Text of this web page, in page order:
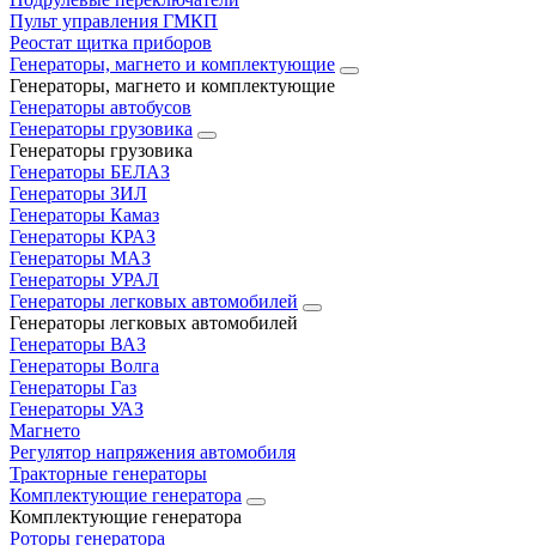
Пульт управления ГМКП
Реостат щитка приборов
Генераторы, магнето и комплектующие
Генераторы, магнето и комплектующие
Генераторы автобусов
Генераторы грузовика
Генераторы грузовика
Генераторы БЕЛАЗ
Генераторы ЗИЛ
Генераторы Камаз
Генераторы КРАЗ
Генераторы МАЗ
Генераторы УРАЛ
Генераторы легковых автомобилей
Генераторы легковых автомобилей
Генераторы ВАЗ
Генераторы Волга
Генераторы Газ
Генераторы УАЗ
Магнето
Регулятор напряжения автомобиля
Тракторные генераторы
Комплектующие генератора
Комплектующие генератора
Роторы генератора